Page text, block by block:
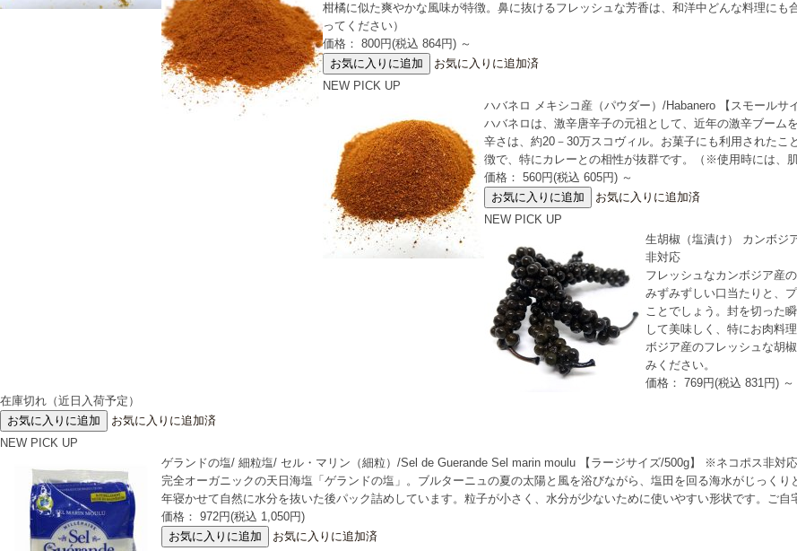
柑橘に似た爽やかな風味が特徴。鼻に抜けるフレッシュな芳香は、和洋中どんな料理に
ってください）
価格： 800円(税込 864円) ～
お気に入りに追加済
NEW PICK UP
ハバネロ メキシコ産（パウダー）/Habanero 【スモール
ハバネロは、激辛唐辛子の元祖として、近年の激辛ブーム
辛さは、約20－30万スコヴィル。お菓子にも利用された
徴で、特にカレーとの相性が抜群です。（※使用時には、
価格： 560円(税込 605円) ～
お気に入りに追加済
NEW PICK UP
生胡椒（塩漬け） カンボジ
非対応
フレッシュなカンボジア産
みずみずしい口当たりと、
ことでしょう。封を切った
して美味しく、特にお肉料
ボジア産のフレッシュな胡
みください。
価格： 769円(税込 831円) ～
在庫切れ（近日入荷予定）
お気に入りに追加済
NEW PICK UP
ゲランドの塩/ 細粒塩/ セル・マリン（細粒）/Sel de Guerande Sel marin moulu 【ラージサイズ/500g】 ※ネコポス非対応
完全オーガニックの天日海塩「ゲランドの塩」。ブルターニュの夏の太陽と風を浴びながら、塩田を回る海水がじっく
年寝かせて自然に水分を抜いた後パック詰めしています。粒子が小さく、水分が少ないために使いやすい形状です。ご自
価格： 972円(税込 1,050円)
お気に入りに追加済